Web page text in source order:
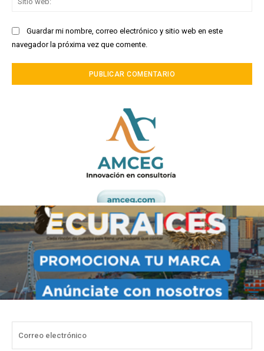
Guardar mi nombre, correo electrónico y sitio web en este
navegador la próxima vez que comente.